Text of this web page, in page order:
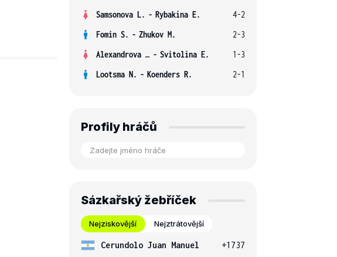
Samsonova L. - Rybakina E.
4-2
Fomin S. - Zhukov M.
2-3
Alexandrova E. - Svitolina E.
1-3
Lootsma N. - Koenders R. 2-1
Profily hráčů
Sázkařský žebříček
Nejziskovější Nejztrátovější
Cerundolo Juan Manuel
+1737